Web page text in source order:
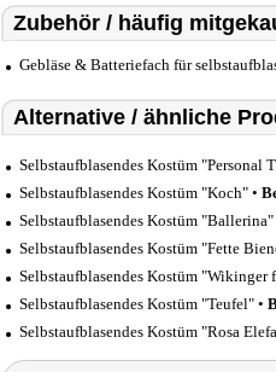
Zubehör / häufig
Gebläse & Batteriefach für
Alternative / ähnliche
Selbstaufblasendes Kostüm "Personal
Selbstaufblasendes Kostüm "Koch" •
Selbstaufblasendes Kostüm "Ballerina"
Selbstaufblasendes Kostüm "Fette
Selbstaufblasendes Kostüm "Wikinger
Selbstaufblasendes Kostüm "Teufel" •
Selbstaufblasendes Kostüm "Rosa